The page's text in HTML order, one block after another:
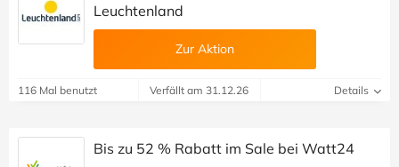
Leuchtenland
Zur Aktion
116 Mal benutzt Verfällt am 31.12.26 Details
Bis zu 52 % Rabatt im Sale bei Watt24